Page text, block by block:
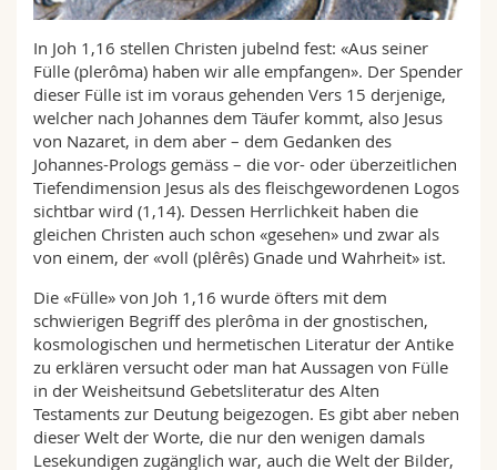
Math.-Nat. und Med. Fak.
Interfakultär
Mitarbeitende
Doktorierende
Webmail
Vorlesungsverzeichnis
MyUnifr
In Joh 1,16 stellen Christen jubelnd fest: «Aus seiner
Fülle (plerôma) haben wir alle empfangen». Der Spender
dieser Fülle ist im voraus gehenden Vers 15 derjenige,
welcher nach Johannes dem Täufer kommt, also Jesus
von Nazaret, in dem aber – dem Gedanken des
Johannes-Prologs gemäss – die vor- oder überzeitlichen
Tiefendimension Jesus als des fleischgewordenen Logos
sichtbar wird (1,14). Dessen Herrlichkeit haben die
gleichen Christen auch schon «gesehen» und zwar als
von einem, der «voll (plêrês) Gnade und Wahrheit» ist.
Die «Fülle» von Joh 1,16 wurde öfters mit dem
schwierigen Begriff des plerôma in der gnostischen,
kosmologischen und hermetischen Literatur der Antike
zu erklären versucht oder man hat Aussagen von Fülle
in der Weisheitsund Gebetsliteratur des Alten
Testaments zur Deutung beigezogen. Es gibt aber neben
dieser Welt der Worte, die nur den wenigen damals
Lesekundigen zugänglich war, auch die Welt der Bilder,